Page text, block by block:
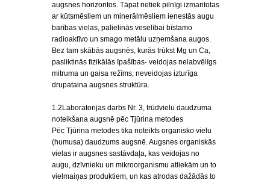
augsnes horizontos. Tāpat netiek pilnīgi izmantotas
ar kūtsmēsliem un minerālmēsliem ienestās augu
barības vielas, palielinās veselībai bīstamo
radioaktīvo un smago metālu uzņemšana augos.
Bez tam skābās augsnēs, kurās trūkst Mg un Ca,
pasliktinās fizikālās īpašības- veidojas nelabvēlīgs
mitruma un gaisa režīms, neveidojas izturīga
drupataina augsnes struktūra.
1.2Laboratorijas darbs Nr. 3, trūdvielu daudzuma
noteikšana augsnē pēc Tjūrina metodes
Pēc Tjūrina metodes tika noteikts organisko vielu
(humusa) daudzums augsnē. Augsnes organiskās
vielas ir augsnes sastāvdaļa, kas veidojas no
augu, dzīvnieku un mikroorganismu atliekām un to
vielmaiņas produktiem, un kas atrodas dažādās to